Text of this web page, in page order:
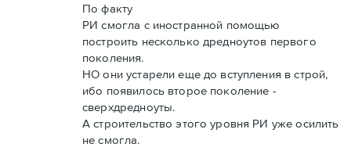
По факту
РИ смогла с иностранной помощью
построить несколько дредноутов первого
поколения.
НО они устарели еще до вступления в строй,
ибо появилось второе поколение -
сверхдредноуты.
А строительство этого уровня РИ уже осилить
не смогла.